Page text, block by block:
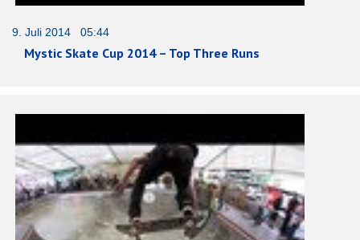
9. Juli 2014 05:44
Mystic Skate Cup 2014 – Top Three Runs